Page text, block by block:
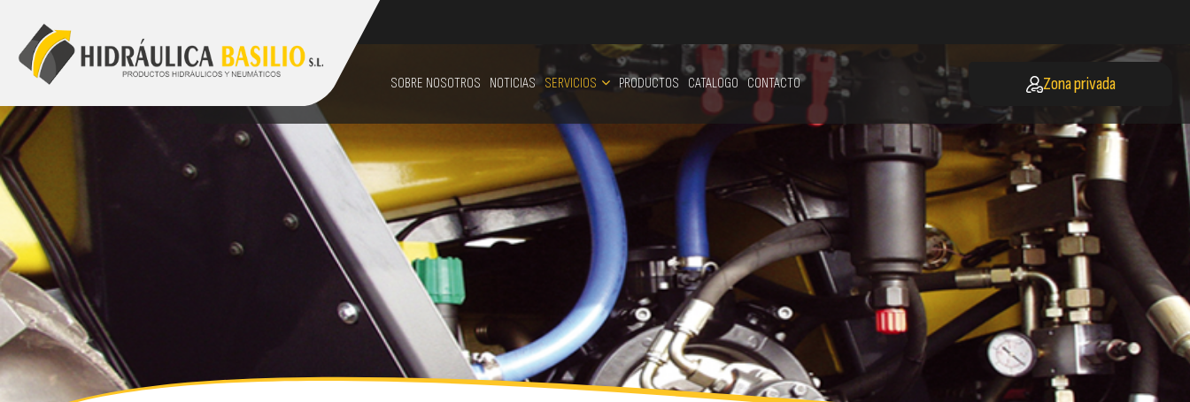
928 48 89 99
SOBRE NOSOTROS NOTICIAS SERVICIOS PRODUCTOS CATALOGO CONTACTO Zona privada